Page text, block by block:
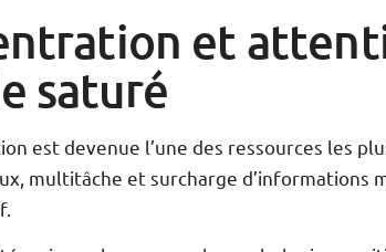
et
saturé
est devenue l’une des ressources les
multitâche et surcharge d’informations